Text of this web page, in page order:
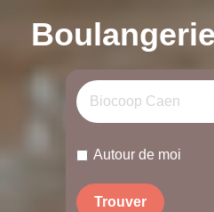
Autour de moi
Trouver